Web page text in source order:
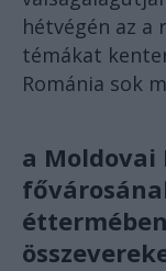
hétvégén az
témákat
Románia sok
a Moldovai